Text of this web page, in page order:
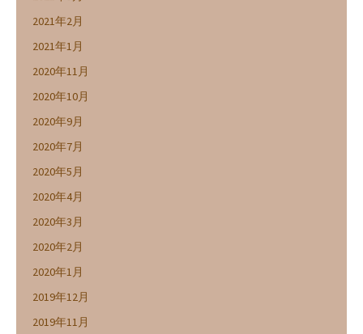
2021年2月
2021年1月
2020年11月
2020年10月
2020年9月
2020年7月
2020年5月
2020年4月
2020年3月
2020年2月
2020年1月
2019年12月
2019年11月